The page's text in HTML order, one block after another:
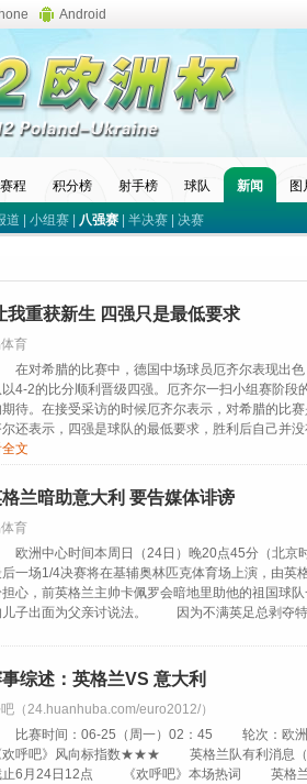
Android
赛程 积分榜 射手榜 球队 新闻 图
道 小组赛 八强赛 半决赛 决赛
我重获新生 四强只是最低要求
育
对希腊的比赛中，德国中场球员厄齐尔表现出色
以4-2的比分顺利晋级四强。厄齐尔一扫小组赛阶
待。在接受采访的时候厄齐尔表示，对希腊的比
尔还表示，四强是球队的最低要求，胜利后自
文
兰暗助意大利 要告媒体诽谤
育
洲中心时间本周日（24日）晚20点45分（北京
一场1/4决赛将在基辅奥林匹克体育场上演，由英
心，前英格兰主帅卡佩罗会暗地里助他的祖国球
儿子出面为父亲讨说法。 因为不满英足总剥夺
事综述：英格兰VS 意大利
（24.huanhuba.com/euro2012/）
赛时间：06-25（周一）02：45 轮次：
欢呼吧》风向标指数★★★ 英格兰队有利消息（
止6月24日12点 《欢呼吧》本场热词 英格兰+